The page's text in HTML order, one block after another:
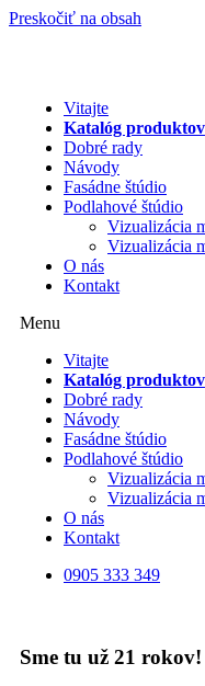
Preskočiť na obsah
Vitajte
Katalóg produktov
Dobré rady
Návody
Fasádne štúdio
Podlahové štúdio
Vizualizácia
Vizualizácia
O nás
Kontakt
Menu
Vitajte
Katalóg produktov
Dobré rady
Návody
Fasádne štúdio
Podlahové štúdio
Vizualizácia
Vizualizácia
O nás
Kontakt
0905 333 349
Sme tu už 21 rokov!